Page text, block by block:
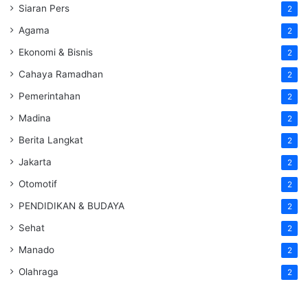
Siaran Pers 2
Agama 2
Ekonomi & Bisnis 2
Cahaya Ramadhan 2
Pemerintahan 2
Madina 2
Berita Langkat 2
Jakarta 2
Otomotif 2
PENDIDIKAN & BUDAYA 2
Sehat 2
Manado 2
Olahraga 2